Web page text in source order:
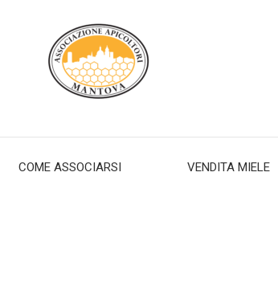
COME ASSOCIARSI VENDITA MIELE